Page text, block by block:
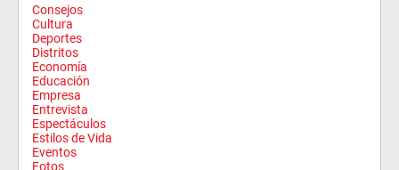
Consejos
Cultura
Deportes
Distritos
Economía
Educación
Empresa
Entrevista
Espectáculos
Estilos de Vida
Eventos
Fotos